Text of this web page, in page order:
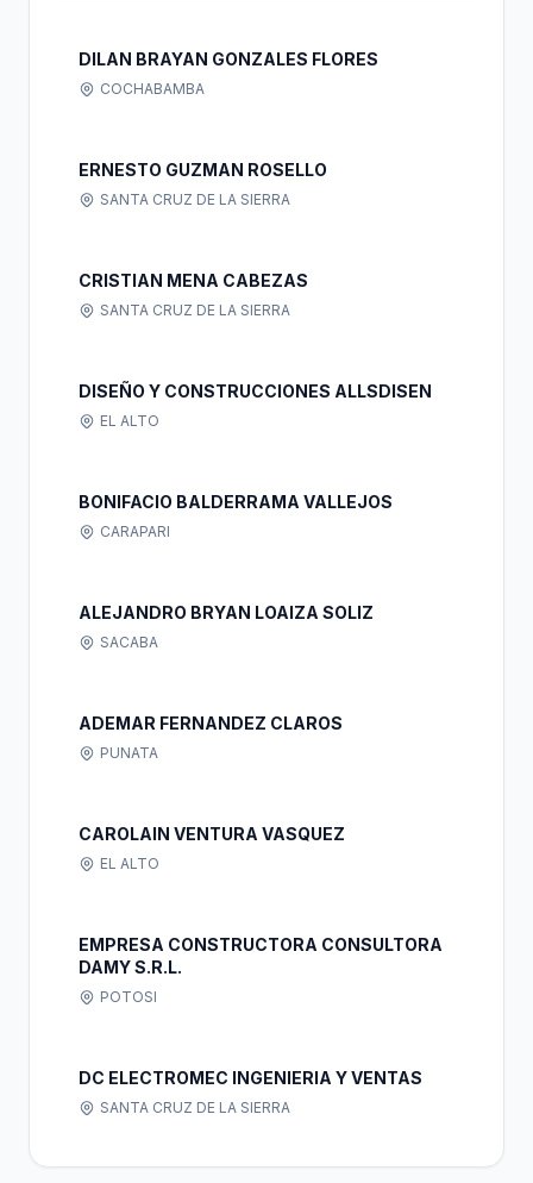
DILAN BRAYAN GONZALES FLORES
COCHABAMBA
ERNESTO GUZMAN ROSELLO
SANTA CRUZ DE LA SIERRA
CRISTIAN MENA CABEZAS
SANTA CRUZ DE LA SIERRA
DISEÑO Y CONSTRUCCIONES ALLSDISEN
EL ALTO
BONIFACIO BALDERRAMA VALLEJOS
CARAPARI
ALEJANDRO BRYAN LOAIZA SOLIZ
SACABA
ADEMAR FERNANDEZ CLAROS
PUNATA
CAROLAIN VENTURA VASQUEZ
EL ALTO
EMPRESA CONSTRUCTORA CONSULTORA
DAMY S.R.L.
POTOSI
DC ELECTROMEC INGENIERIA Y VENTAS
SANTA CRUZ DE LA SIERRA